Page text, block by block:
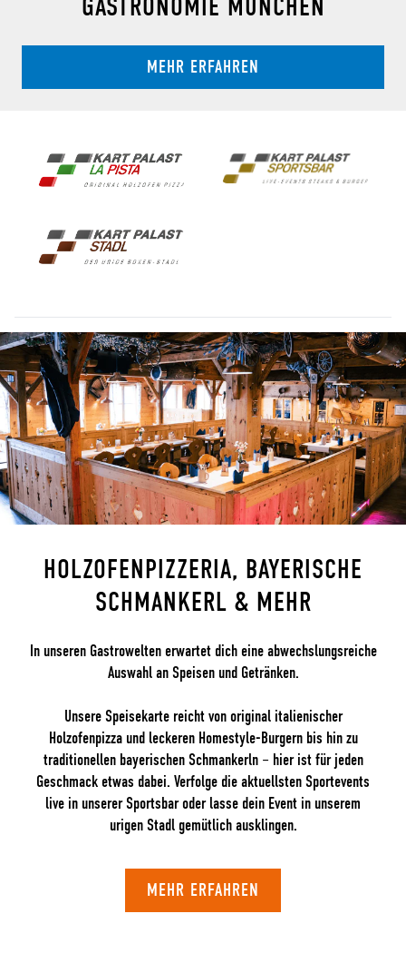
GASTRONOMIE MÜNCHEN
MEHR ERFAHREN
HOLZOFENPIZZERIA, BAYERISCHE
SCHMANKERL & MEHR
In unseren Gastrowelten erwartet dich eine abwechslungsreiche
Auswahl an Speisen und Getränken.
Unsere Speisekarte reicht von original italienischer
Holzofenpizza und leckeren Homestyle-Burgern bis hin zu
traditionellen bayerischen Schmankerln – hier ist für jeden
Geschmack etwas dabei. Verfolge die aktuellsten Sportevents
live in unserer Sportsbar oder lasse dein Event in unserem
urigen Stadl gemütlich ausklingen.
MEHR ERFAHREN